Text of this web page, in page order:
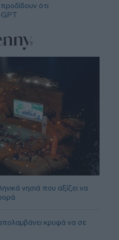
ότι
GPT
νησιά που αξίζει να
κρυφά να σε